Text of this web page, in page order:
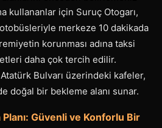
kullananlar için Suruç Otogarı,
merkeze 10 dakikada
korunması adına taksi
daha çok tercih edilir.
Bulvarı üzerindeki kafeler,
doğal bir bekleme alanı sunar.
Güvenli ve Konforlu Bir